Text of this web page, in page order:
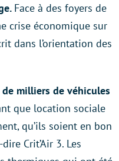
Face à des foyers de
crise économique sur
dans l’orientation des
milliers de véhicules
que location sociale
qu’ils soient en bon
Crit’Air 3. Les